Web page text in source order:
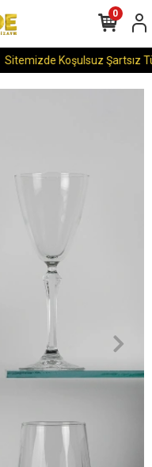
Sitemizde Koşulsuz Şartsız
0